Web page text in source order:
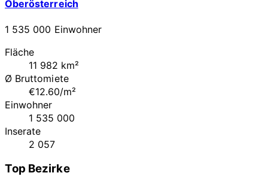
Oberösterreich
1 535 000 Einwohner
Fläche
11 982 km²
Ø Bruttomiete
€12.60/m²
Einwohner
1 535 000
Inserate
2 057
Top Bezirke